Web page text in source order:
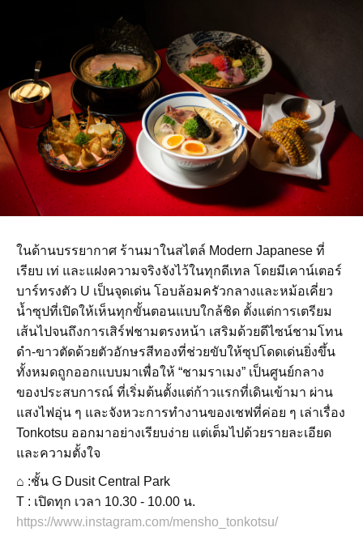
ในด้านบรรยากาศ ร้านมาในสไตล์ Modern Japanese ที่
เรียบ เท่ และแฝงความจริงจังไว้ในทุกดีเทล โดยมีเคาน์เตอร์
บาร์ทรงตัว U เป็นจุดเด่น โอบล้อมครัวกลางและหม้อเคี่ยว
น้ำซุปที่เปิดให้เห็นทุกขั้นตอนแบบใกล้ชิด ตั้งแต่การเตรียม
เส้นไปจนถึงการเสิร์ฟชามตรงหน้า เสริมด้วยดีไซน์ชามโทน
ดำ-ขาวตัดด้วยตัวอักษรสีทองที่ช่วยขับให้ซุปโดดเด่นยิ่งขึ้น
ทั้งหมดถูกออกแบบมาเพื่อให้ “ชามราเมง” เป็นศูนย์กลาง
ของประสบการณ์ ที่เริ่มต้นตั้งแต่ก้าวแรกที่เดินเข้ามา ผ่าน
แสงไฟอุ่น ๆ และจังหวะการทำงานของเชฟที่ค่อย ๆ เล่าเรื่อง
Tonkotsu ออกมาอย่างเรียบง่าย แต่เต็มไปด้วยรายละเอียด
และความตั้งใจ
⌂ :ชั้น G Dusit Central Park
T : เปิดทุก เวลา 10.30 - 10.00 น.
https://www.instagram.com/mensho_tonkotsu/